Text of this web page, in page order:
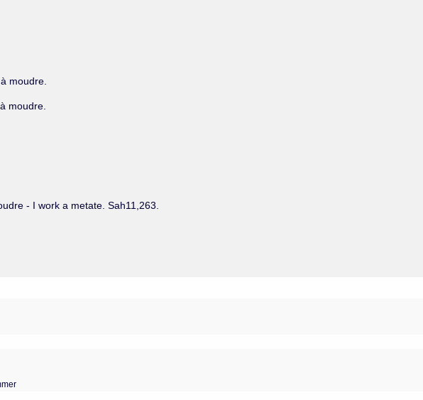
moudre.
moudre.
- I work a metate. Sah11,263.